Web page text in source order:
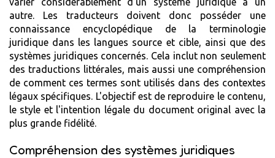
autre. Les traducteurs doivent donc posséder une
connaissance encyclopédique de la terminologie
juridique dans les langues source et cible, ainsi que des
systèmes juridiques concernés. Cela inclut non seulement
des traductions littérales, mais aussi une compréhension
de comment ces termes sont utilisés dans des contextes
légaux spécifiques. L'objectif est de reproduire le contenu,
le style et l'intention légale du document original avec la
plus grande fidélité.
Compréhension des systèmes juridiques